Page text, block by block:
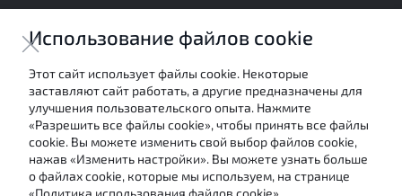
Отправить сообщение
Настоящие материалы являются собственностью
АНО «Межотраслевой экспертный центр» и не могут
быть использованы в каких-либо целях (в том числе
посредством цитирования или ссылки в средствах
массовой информации) без письменного согласия
авторов.
Использование файлов cookie
Этот сайт использует файлы cookie. Некоторые
заставляют сайт работать, а другие предназначены для
улучшения пользовательского опыта. Нажмите
«Разрешить все файлы cookie», чтобы принять все файлы
cookie. Вы можете изменить свой выбор файлов cookie,
нажав «Изменить настройки». Вы можете узнать больше
о файлах cookie, которые мы используем, на странице
«Политика использования файлов cookie».